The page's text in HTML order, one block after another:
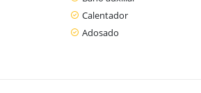
Calentador
Adosado